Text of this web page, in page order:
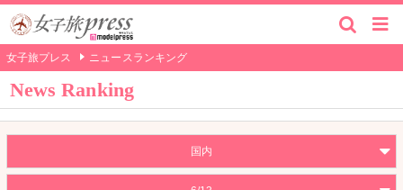
女子旅プレス ニュースランキング
News Ranking
国内